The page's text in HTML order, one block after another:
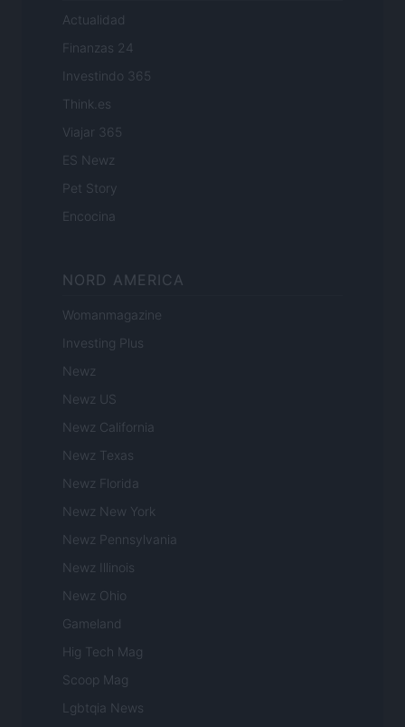
Actualidad
Finanzas 24
Investindo 365
Think.es
Viajar 365
ES Newz
Pet Story
Encocina
NORD AMERICA
Womanmagazine
Investing Plus
Newz
Newz US
Newz California
Newz Texas
Newz Florida
Newz New York
Newz Pennsylvania
Newz Illinois
Newz Ohio
Gameland
Hig Tech Mag
Scoop Mag
Lgbtqia News